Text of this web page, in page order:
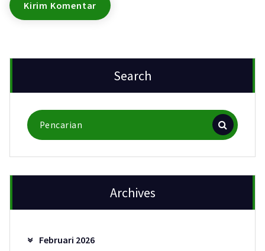
Search
Pencarian
untuk:
Archives
Februari 2026